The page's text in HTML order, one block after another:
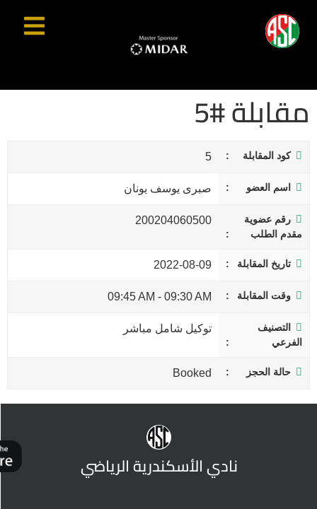
مقابلة #5
كود المقابلة 5
اسم العضو صبرى يوسف يونان
رقم عضوية
مقدم الطلب
200204060500
تاريخ المقابلة 2022-08-09
وقت المقابلة 09:30 AM
-
09:45 AM
التصنيف
الفرعي
توكيل شامل مباشر
حالة الحجز Booked
نادي الأسكندرية الرياضي